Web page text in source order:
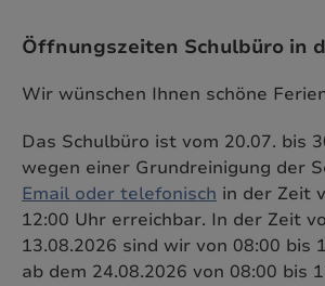
Öffnungszeiten Schulbüro in
Wir wünschen Ihnen schöne
Das Schulbüro ist vom 20.07. bis
wegen einer Grundreinigung der
Email oder telefonisch in der Zeit
12:00 Uhr erreichbar. In der Zeit
13.08.2026 sind wir von 08:00 bis
ab dem 24.08.2026 von 08:00 bis